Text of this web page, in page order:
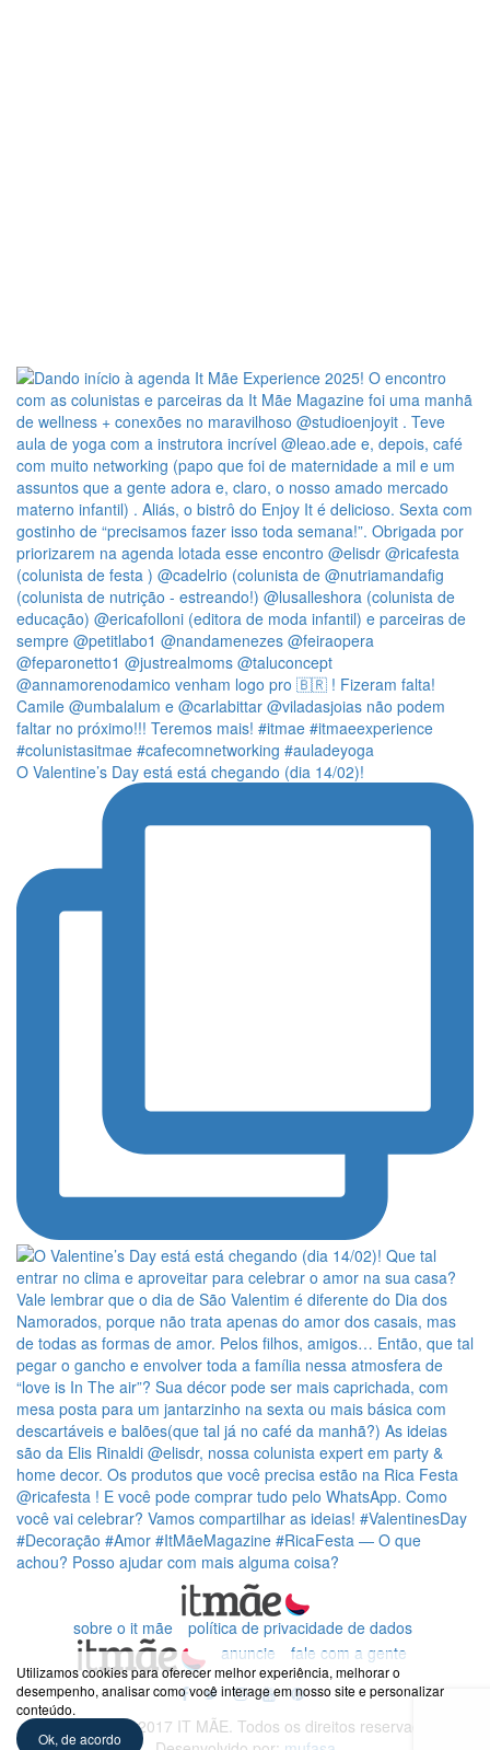
O Valentine’s Day está está chegando (dia 14/02)!
sobre o it mãe
política de privacidade de dados
anuncie
fale com a gente
© Copyright – 2017 IT MÃE. Todos os direitos reservados. -
Utilizamos cookies para oferecer melhor experiência, melhorar o
desempenho, analisar como você interage em nosso site e personalizar
conteúdo.
Ok, de acordo